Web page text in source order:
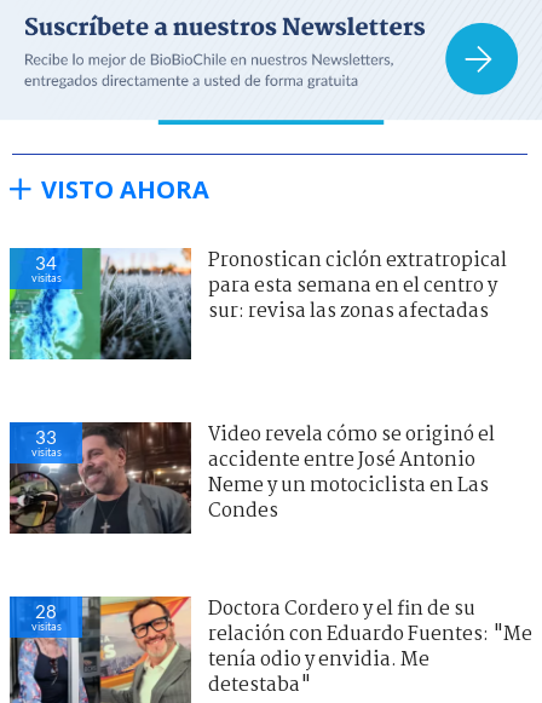
VISTO AHORA
34
visitas
Pronostican ciclón extratropical
para esta semana en el centro y
sur: revisa las zonas afectadas
33
visitas
Video revela cómo se originó el
accidente entre José Antonio
Neme y un motociclista en Las
Condes
28
visitas
Doctora Cordero y el fin de su
relación con Eduardo Fuentes: "Me
tenía odio y envidia. Me
detestaba"